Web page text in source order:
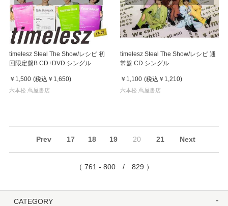
timelesz Steal The Show/レシピ 初
回限定盤B CD+DVD シングル
￥1,500 (税込 ￥1,650)
六本松 蔦屋書店
timelesz Steal The Show/レシピ 通
常盤 CD シングル
￥1,100 (税込 ￥1,210)
六本松 蔦屋書店
Prev 17 18 19 20 21 Next
（ 761 - 800 / 829 ）
CATEGORY